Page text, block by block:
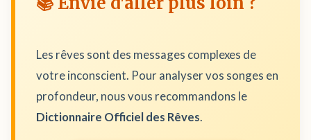
Les rêves sont des messages complexes de
votre inconscient. Pour analyser vos songes en
profondeur, nous vous recommandons le
Dictionnaire Officiel des Rêves.